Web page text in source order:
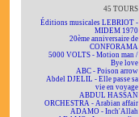
45 TOURS
Éditions musicales LEBRIOT -
MIDEM 1970
20ème anniversaire de
CONFORAMA
5000 VOLTS - Motion man /
Bye love
ABC - Poison arrow
Abdel DJELIL - Elle passe sa
vie en voyage
ABDUL HASSAN
ORCHESTRA - Arabian affair
ADAMO - Inch'Allah